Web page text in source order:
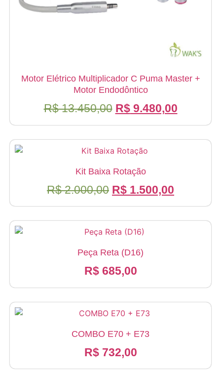
Motor Elétrico Multiplicador C Puma Master +
Motor Endodôntico
R$13.450,00 O
era:
R$ 13.450,00.
R$9.480,00O
é:
Kit Baixa Rotação
R$2.000,00 O
era:
R$ 2.000,00.
R$ 1.500,00
é:
Peça Reta (D16)
R$685,00
COMBO E70 + E73
R$732,00